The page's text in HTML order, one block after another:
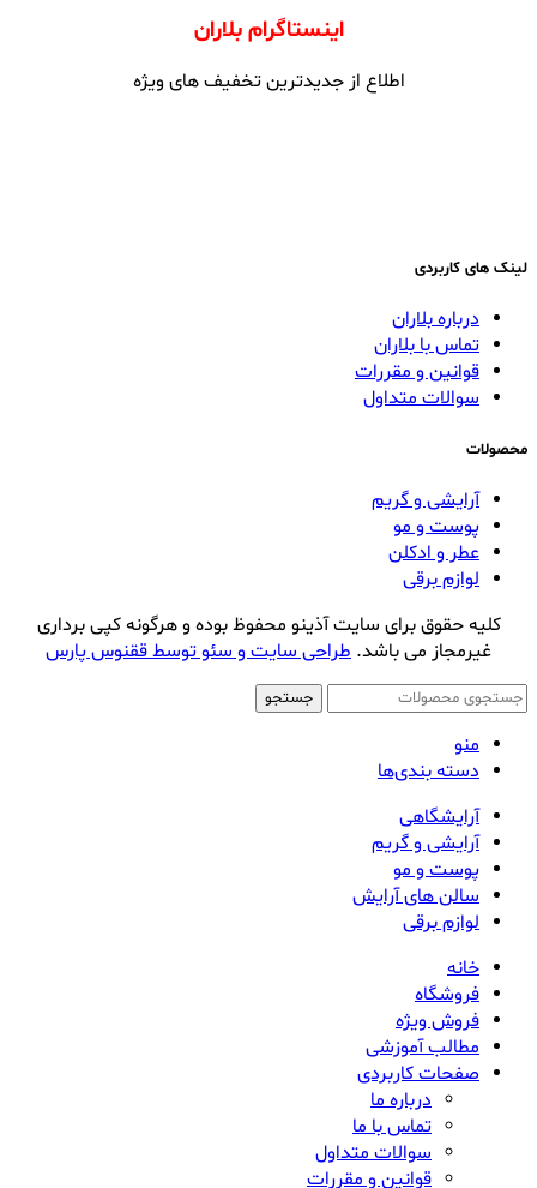
اینستاگرام بلاران
اطلاع از جدیدترین تخفیف های ویژه
لینک های کاربردی
درباره بلاران
تماس با بلاران
قوانین و مقررات
سوالات متداول
محصولات
آرایشی و گریم
پوست و مو
عطر و ادکلن
لوازم برقی
کلیه حقوق برای سایت آذینو محفوظ بوده و هرگونه کپی برداری
غیرمجاز می باشد. طراحی سایت و سئو توسط ققنوس پارس
جستجو
منو
دسته بندی‌ها
آرایشگاهی
آرایشی و گریم
پوست و مو
سالن های آرایش
لوازم برقی
خانه
فروشگاه
فروش ویژه
مطالب آموزشی
صفحات کاربردی
درباره ما
تماس با ما
سوالات متداول
قوانین و مقررات